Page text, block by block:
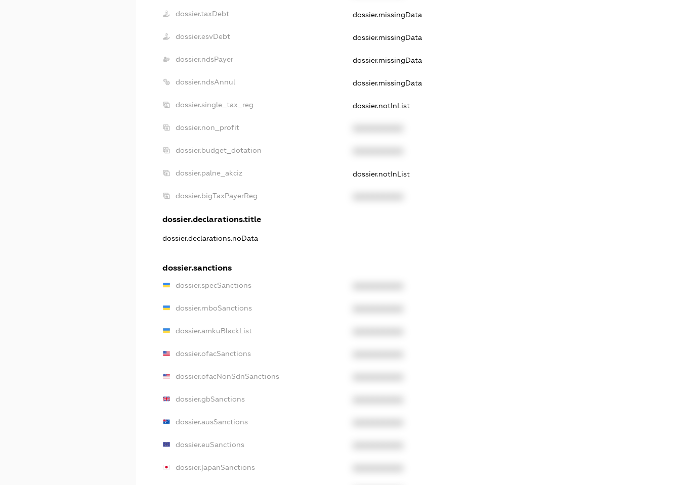
dossier.taxDebt dossier.missingData
dossier.esvDebt dossier.missingData
dossier.ndsPayer dossier.missingData
dossier.ndsAnnul dossier.missingData
dossier.single_tax_reg dossier.notInList
dossier.non_profit
dossier.budget_dotation
dossier.palne_akciz dossier.notInList
dossier.bigTaxPayerReg
dossier.declarations.title
dossier.declarations.noData
dossier.sanctions
dossier.specSanctions
dossier.rnboSanctions
dossier.amkuBlackList
dossier.ofacSanctions
dossier.ofacNonSdnSanctions
dossier.gbSanctions
dossier.ausSanctions
dossier.euSanctions
dossier.japanSanctions